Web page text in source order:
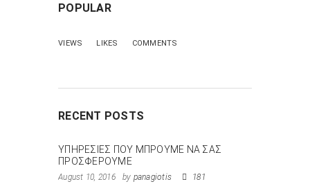
POPULAR
VIEWS LIKES COMMENTS
RECENT POSTS
ΥΠΗΡΕΣΙΕΣ ΠΟΥ ΜΠΡΟΥΜΕ ΝΑ ΣΑΣ
ΠΡΟΣΦΕΡΟΥΜΕ
August 10, 2016 by panagiotis 181